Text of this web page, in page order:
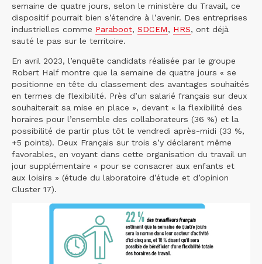
semaine de quatre jours, selon le ministère du Travail, ce
dispositif pourrait bien s’étendre à l’avenir. Des entreprises
industrielles comme Paraboot, SDCEM, HRS, ont déjà
sauté le pas sur le territoire.
En avril 2023, l’enquête candidats réalisée par le groupe
Robert Half montre que la semaine de quatre jours « se
positionne en tête du classement des avantages souhaités
en termes de flexibilité. Près d’un salarié français sur deux
souhaiterait sa mise en place », devant « la flexibilité des
horaires pour l’ensemble des collaborateurs (36 %) et la
possibilité de partir plus tôt le vendredi après-midi (33 %,
+5 points). Deux Français sur trois s’y déclarent même
favorables, en voyant dans cette organisation du travail un
jour supplémentaire « pour se consacrer aux enfants et
aux loisirs » (étude du laboratoire d’étude et d’opinion
Cluster 17).